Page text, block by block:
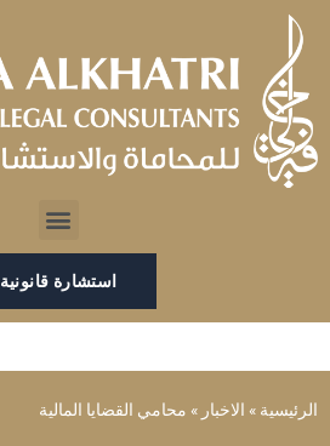
تخطي
المحتوى
Menu
استشارة قانونية
الرئيسية » الاخبار » محامي القضايا المالية